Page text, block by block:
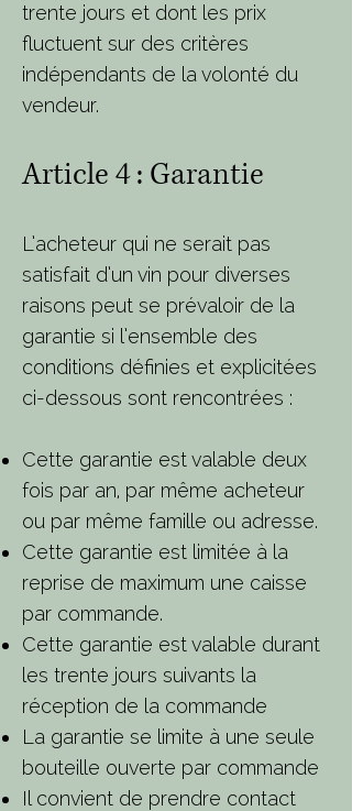
trente jours et dont les prix
fluctuent sur des critères
indépendants de la volonté du
vendeur.
Article 4 : Garantie
L’acheteur qui ne serait pas
satisfait d’un vin pour diverses
raisons peut se prévaloir de la
garantie si l’ensemble des
conditions définies et explicitées
ci-dessous sont rencontrées :
Cette garantie est valable deux
fois par an, par même acheteur
ou par même famille ou adresse.
Cette garantie est limitée à la
reprise de maximum une caisse
par commande.
Cette garantie est valable durant
les trente jours suivants la
réception de la commande
La garantie se limite à une seule
bouteille ouverte par commande
Il convient de prendre contact